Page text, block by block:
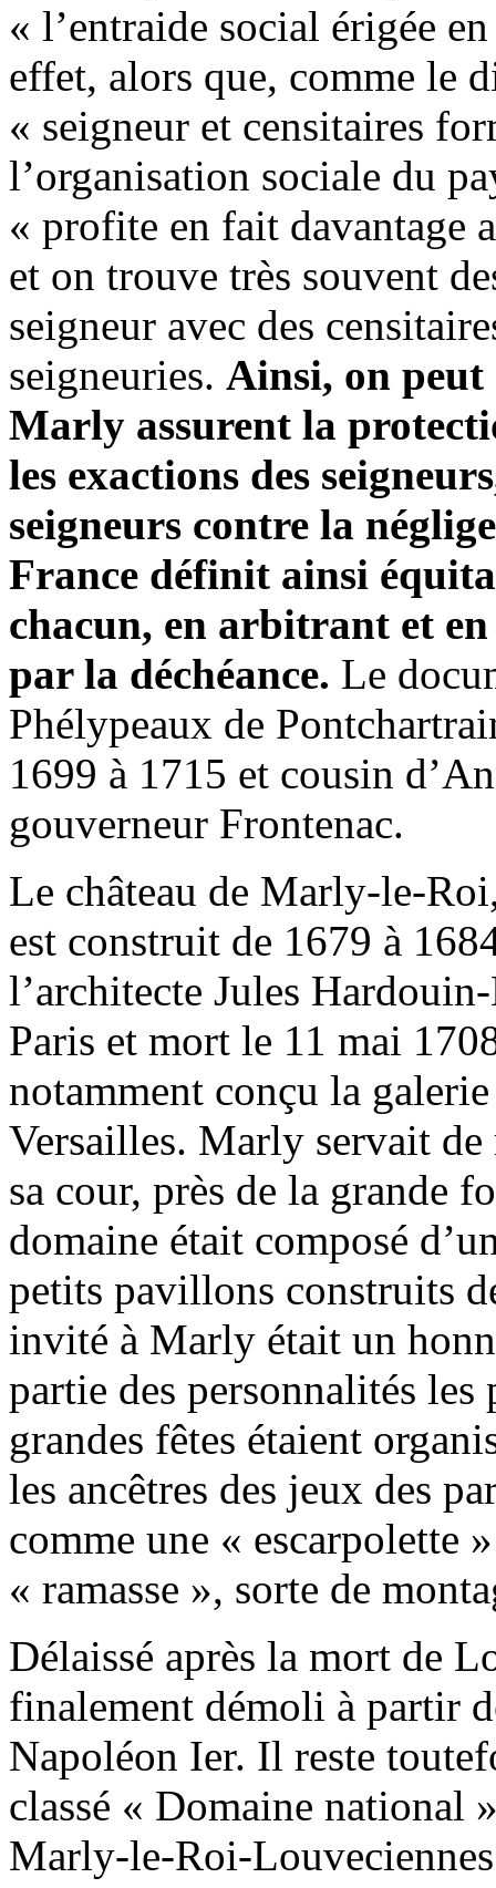
« l’entraide social érigée
effet, alors que, comme le
« seigneur et censitaires
l’organisation sociale du
« profite en fait davantage
et on trouve très souvent
seigneur avec des
seigneuries. Ainsi, on peut
Marly assurent la
les exactions des
seigneurs contre la
France définit ainsi
chacun, en arbitrant et
par la déchéance. Le
Phélypeaux de
1699 à 1715 et cousin
gouverneur Frontenac.
Le château de Marly-le-
est construit de 1679 à
l’architecte Jules
Paris et mort le 11 mai
notamment conçu la
Versailles. Marly servait
sa cour, près de la grande
domaine était composé
petits pavillons construits
invité à Marly était un
partie des personnalités
grandes fêtes étaient
les ancêtres des jeux des
comme une « escarpolette
« ramasse », sorte de
Délaissé après la mort de
finalement démoli à partir
Napoléon Ier. Il reste
classé « Domaine national
Marly-le-Roi-